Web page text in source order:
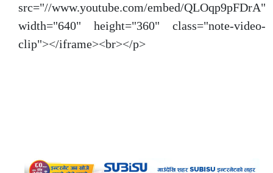
src="//www.youtube.com/embed/QLOqp9pFDrA"
width="640" height="360" class="note-video-
clip"></iframe><br></p>